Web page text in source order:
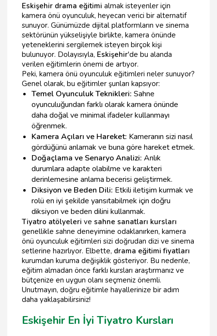
Eskişehir drama eğitimi almak isteyenler için
kamera önü oyunculuk, heyecan verici bir alternatif
sunuyor. Günümüzde dijital platformların ve sinema
sektörünün yükselişiyle birlikte, kamera önünde
yeteneklerini sergilemek isteyen birçok kişi
bulunuyor. Dolayısıyla, Eskişehir'de bu alanda
verilen eğitimlerin önemi de artıyor.
Peki, kamera önü oyunculuk eğitimleri neler sunuyor?
Genel olarak, bu eğitimler şunları kapsıyor:
Temel Oyunculuk Teknikleri: Sahne
oyunculuğundan farklı olarak kamera önünde
daha doğal ve minimal ifadeler kullanmayı
öğrenmek.
Kamera Açıları ve Hareket: Kameranın sizi nasıl
gördüğünü anlamak ve buna göre hareket etmek.
Doğaçlama ve Senaryo Analizi: Anlık
durumlara adapte olabilme ve karakteri
derinlemesine anlama becerisi geliştirmek.
Diksiyon ve Beden Dili: Etkili iletişim kurmak ve
rolü en iyi şekilde yansıtabilmek için doğru
diksiyon ve beden dilini kullanmak.
Tiyatro atölyeleri ve sahne sanatları kursları
genellikle sahne deneyimine odaklanırken, kamera
önü oyunculuk eğitimleri sizi doğrudan dizi ve sinema
setlerine hazırlıyor. Elbette, drama eğitimi fiyatları
kurumdan kuruma değişiklik gösteriyor. Bu nedenle,
eğitim almadan önce farklı kursları araştırmanız ve
bütçenize en uygun olanı seçmeniz önemli.
Unutmayın, doğru eğitimle hayallerinize bir adım
daha yaklaşabilirsiniz!
Eskişehir En İyi Tiyatro Kursları